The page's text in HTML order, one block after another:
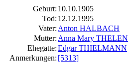
Geburt: 10.10.1905
Tod: 12.12.1995
Vater: Anton HALBACH
Mutter: Anna Mary THELEN
Ehegatte:Edgar THIELMANN
Anmerkungen: [5313]